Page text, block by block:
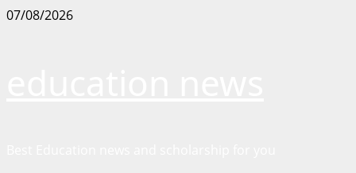
Skip
07/08/2026